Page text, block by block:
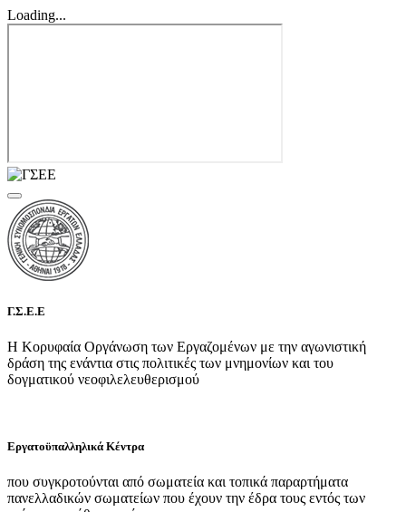
Loading...
Γ.Σ.Ε.Ε
Η Κορυφαία Οργάνωση των Εργαζομένων με την αγωνιστική
δράση της ενάντια στις πολιτικές των μνημονίων και του
δογματικού νεοφιλελευθερισμού
Εργατοϋπαλληλικά Κέντρα
που συγκροτούνται από σωματεία και τοπικά παραρτήματα
πανελλαδικών σωματείων που έχουν την έδρα τους εντός των